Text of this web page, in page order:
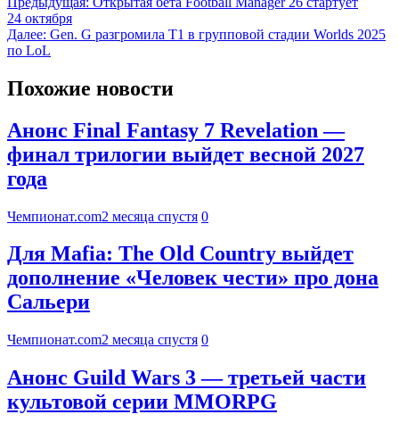
24 октября
Далее: Gen. G разгромила T1 в групповой стадии Worlds 2025
по LoL
Похожие новости
Анонс Final Fantasy 7 Revelation —
финал трилогии выйдет весной 2027
года
Чемпионат.com2 месяца спустя 0
Для Mafia: The Old Country выйдет
дополнение «Человек чести» про дона
Сальери
Чемпионат.com2 месяца спустя 0
Анонс Guild Wars 3 — третьей части
культовой серии MMORPG